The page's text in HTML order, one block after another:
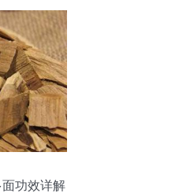
功效详解